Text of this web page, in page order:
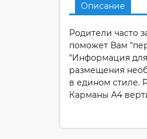
Описание
Родители часто
поможет Вам
"Информация для
размещения
в едином стиле.
Карманы А4